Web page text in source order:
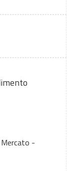
Mercato -